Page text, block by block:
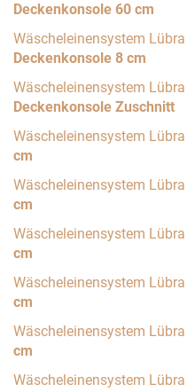
Deckenkonsole 60 cm
Wäscheleinensystem Lübra
Deckenkonsole 8 cm
Wäscheleinensystem Lübra
Deckenkonsole Zuschnitt
Wäscheleinensystem Lübra
cm
Wäscheleinensystem Lübra
cm
Wäscheleinensystem Lübra
cm
Wäscheleinensystem Lübra
cm
Wäscheleinensystem Lübra
cm
Wäscheleinensystem Lübra